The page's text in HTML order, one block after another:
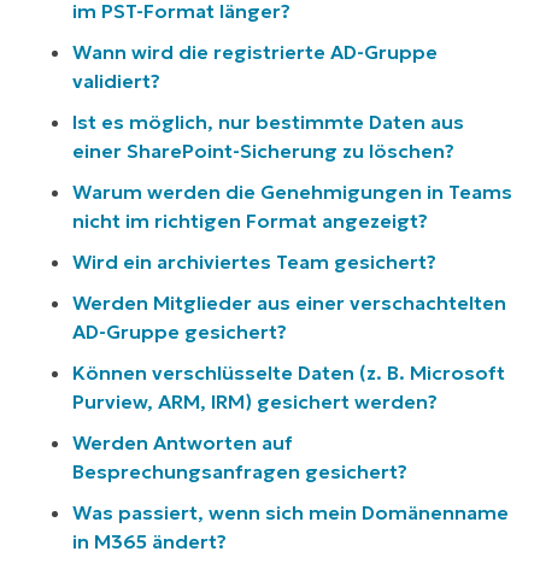
im PST-Format länger?
Wann wird die registrierte AD-Gruppe
validiert?
Ist es möglich, nur bestimmte Daten aus
einer SharePoint-Sicherung zu löschen?
Warum werden die Genehmigungen in Teams
nicht im richtigen Format angezeigt?
Wird ein archiviertes Team gesichert?
Werden Mitglieder aus einer verschachtelten
AD-Gruppe gesichert?
Können verschlüsselte Daten (z. B. Microsoft
Purview, ARM, IRM) gesichert werden?
Werden Antworten auf
Besprechungsanfragen gesichert?
Was passiert, wenn sich mein Domänenname
in M365 ändert?